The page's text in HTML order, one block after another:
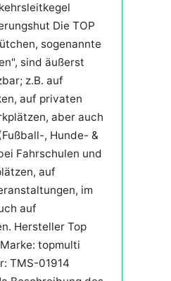
Die TOP
sogenannte
sind äußerst
z.B. auf
auf privaten
aber auch
, Hunde- &
Fahrschulen und
auf
im
auf
Hersteller Top
topmulti
TMS-01914